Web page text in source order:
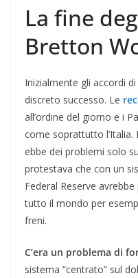
La fine
Bretton
Inizialmente gli accordi
discreto successo. Le
all’ordine del giorno e i
come soprattutto
ebbe dei problemi solo
protestava che con un
Federal Reserve
tutto il mondo per
freni.
C’era un problema di
sistema “centrato” sul